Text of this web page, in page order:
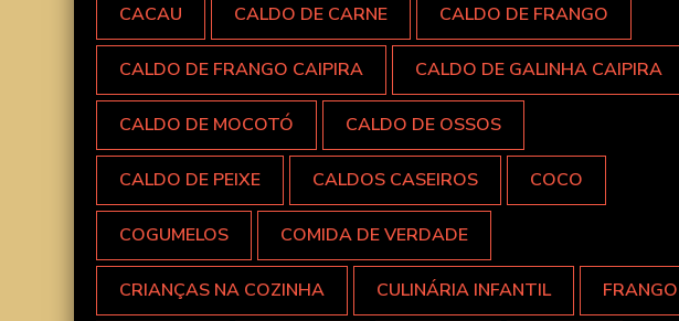
CACAU CALDO DE CARNE CALDO DE FRANGO
CALDO DE FRANGO CAIPIRA CALDO DE GALINHA CAIPIRA
CALDO DE MOCOTÓ CALDO DE OSSOS
CALDO DE PEIXE CALDOS CASEIROS COCO
COGUMELOS COMIDA DE VERDADE
CRIANÇAS NA COZINHA CULINÁRIA INFANTIL FRANGO